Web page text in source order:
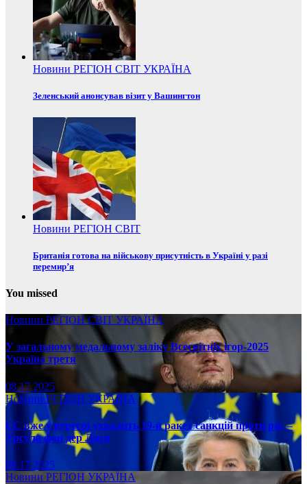
Новини РЕГІОН СВІТ УКРАЇНА
Зеленський анонсував візит у Вашингтон
Новини РЕГІОН СВІТ
Британія готова на військову присутність в Україні у разі
перемир’я
You missed
Новини РЕГІОНСВІТ УКРАЇНА
У загальному медальному заліку Всесвітніх ігор-2025
Україна третя
08.17.2025
НовиниРЕГІОН УКРАЇНА
ЄС вже у вересні ухвалить 19-й ракет санкцій проти рф, –
Урсула фон дер Ляєн
08.17.2025
Новини РЕГІОН УКРАЇНА